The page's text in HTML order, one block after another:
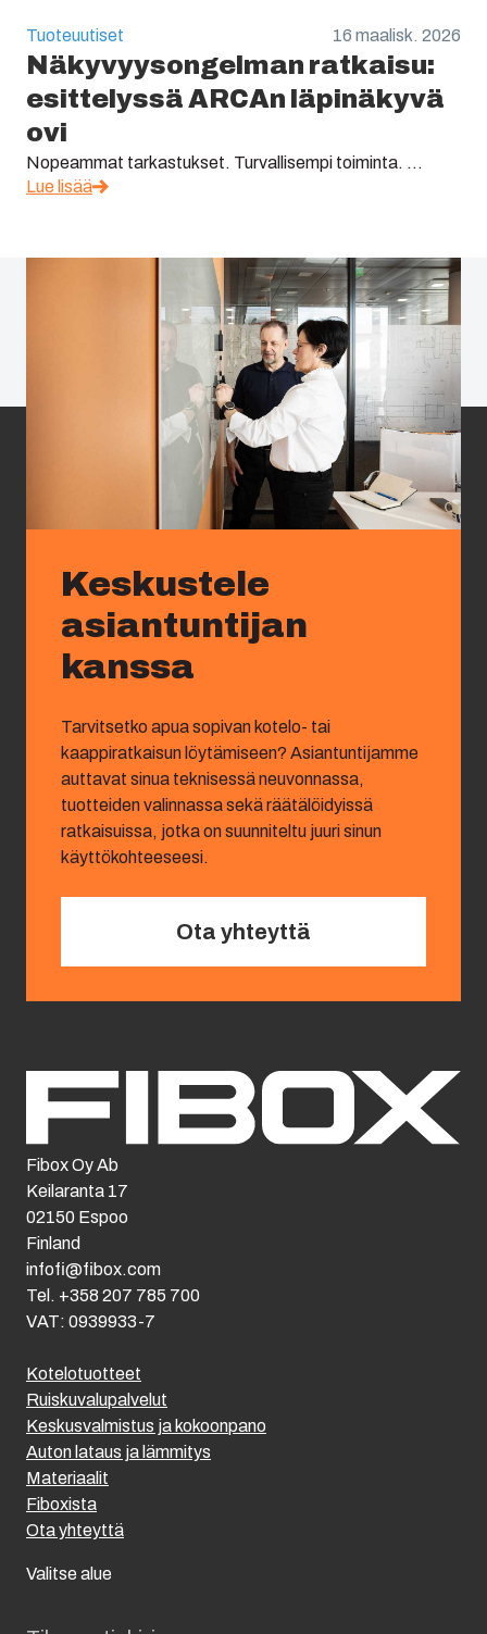
Tuoteuutiset 16 maalisk. 2026
Näkyvyysongelman ratkaisu:
esittelyssä ARCAn läpinäkyvä
ovi
Nopeammat tarkastukset. Turvallisempi toiminta. ...
Lue lisää
Keskustele
asiantuntijan
kanssa
Tarvitsetko apua sopivan kotelo- tai
kaappiratkaisun löytämiseen? Asiantuntijamme
auttavat sinua teknisessä neuvonnassa,
tuotteiden valinnassa sekä räätälöidyissä
ratkaisuissa, jotka on suunniteltu juuri sinun
käyttökohteeseesi.
Ota yhteyttä
Kotelotuotteet
Ruiskuvalupalvelut
Keskusvalmistus ja kokoonpano
Auton lataus ja lämmitys
Materiaalit
Fiboxista
Ota yhteyttä
Valitse alue
Fibox Oy Ab
Keilaranta 17
02150 Espoo
Finland
infofi@fibox.com
Tel. +358 207 785 700
VAT: 0939933-7